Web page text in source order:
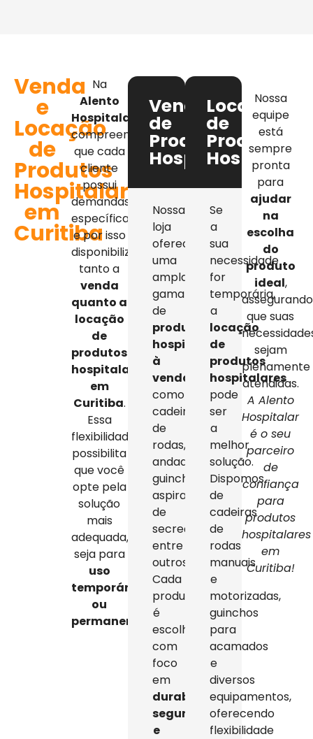
Venda
e
Locação
de
Produtos
Hospitalares
em
Curitiba
Na
Alento
Hospitalar
compreendemos
que cada
cliente
possui
demandas
específicas,
e por isso
disponibilizamos
tanto a
venda
quanto a
locação
de
produtos
hospitalares
em
Curitiba.
Essa
flexibilidade
possibilita
que você
opte pela
solução
mais
adequada,
seja para
uso
temporário
ou
permanente
Venda
de
Produtos
Hospitalares
Nossa
loja
oferece
uma
ampla
gama
de
produtos
hospitalares
à
venda
como
cadeiras
de
rodas,
andadores,
guinchos,
aspiradores
de
secreção,
entre
outros.
Cada
produto
é
escolhido
com
foco
em
durabilidade,
segurança
e
Locação
de
Produtos
Se
a
sua
necessidade
for
temporária,
a
locação
de
produtos
hospitalares
pode
ser
a
melhor
solução.
Dispomos
de
cadeiras
de
rodas
manuais
e
motorizadas,
guinchos
para
acamados
e
diversos
equipamentos,
oferecendo
flexibilidade
Nossa
equipe
está
sempre
pronta
para
ajudar
na
escolha
do
produto
ideal,
assegurando
que suas
sejam
plenamente
atendidas.
A Alento
Hospitalar
é o seu
parceiro
de
confiança
para
produtos
hospitalares
em
Curitiba!